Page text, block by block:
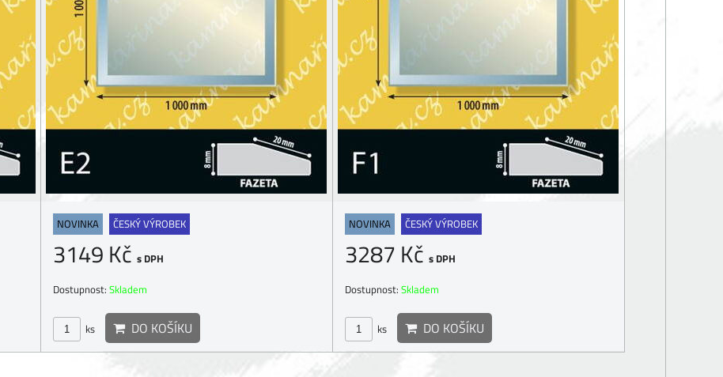
NOVINKA ČESKÝ VÝROBEK
3149 Kč s DPH
Dostupnost: Skladem
ks DO KOŠÍKU
NOVINKA ČESKÝ VÝROBEK
3287 Kč s DPH
Dostupnost: Skladem
ks DO KOŠÍKU